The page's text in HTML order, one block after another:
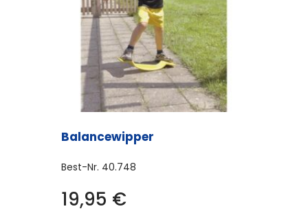
Balancewipper
Best-Nr. 40.748
19,95 €